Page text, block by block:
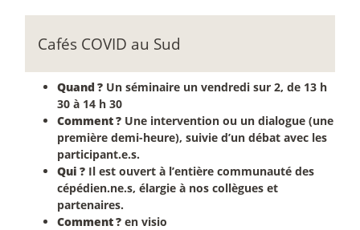
Cafés COVID au Sud
Quand ? Un séminaire un vendredi sur 2, de 13 h
30 à 14 h 30
Comment? Une intervention ou un dialogue (une
première demi-heure), suivie d’un débat avec les
participant.e.s.
Qui ? Il est ouvert à l’entière communauté des
cépédien.ne.s, élargie à nos collègues et
partenaires.
Comment? en visio